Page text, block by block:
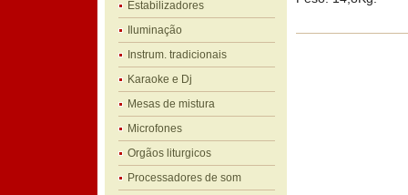
Estabilizadores
Iluminação
Instrum. tradicionais
Karaoke e Dj
Mesas de mistura
Microfones
Orgãos liturgicos
Processadores de som